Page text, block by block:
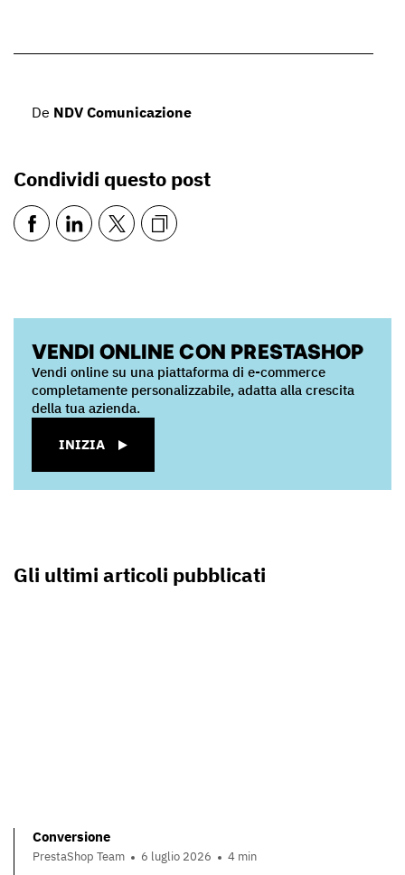
De NDV Comunicazione
Condividi questo post
VENDI ONLINE CON PRESTASHOP
Vendi online su una piattaforma di e-commerce
completamente personalizzabile, adatta alla crescita
della tua azienda.
INIZIA
Gli ultimi articoli pubblicati
Conversione
PrestaShop Team 6 luglio 2026 4 min